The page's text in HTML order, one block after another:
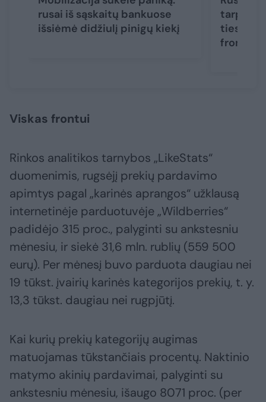
rusai iš sąskaitų bankuose
išsiėmė didžiulį pinigų kiekį
tiesiai iš
frontą
Viskas frontui
Rinkos analitikos tarnybos „LikeStats“
duomenimis, rugsėjį prekių pardavimo
apimtys pagal „karinės aprangos“ užklausą
internetinėje parduotuvėje „Wildberries“
padidėjo 315 proc., palyginti su ankstesniu
mėnesiu, ir siekė 31,6 mln. rublių (559 500
eurų). Per mėnesį buvo parduota daugiau nei
19 tūkst. įvairių karinės kategorijos prekių, t. y.
13,3 tūkst. daugiau nei rugpjūtį.
Kai kurių prekių kategorijų augimas
matuojamas tūkstančiais procentų. Naktinio
matymo akinių pardavimai, palyginti su
ankstesniu mėnesiu, išaugo 8071 proc. (per